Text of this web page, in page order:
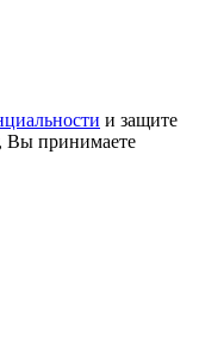
и защите
Вы принимаете